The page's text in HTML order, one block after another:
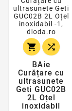
 
BAie
Curățare cu
ultrasunete
Geti GUC02B
2L Oțel
inoxidabil